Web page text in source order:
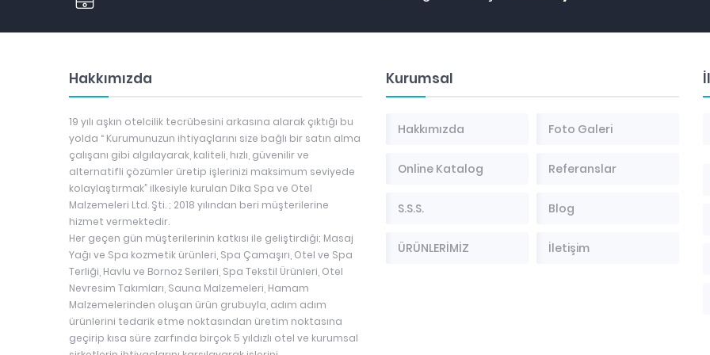
Hakkımızda
19 yılı aşkın otelcilik tecrübesini arkasına alarak çıktığı bu
yolda “ Kurumunuzun ihtiyaçlarını size bağlı bir satın alma
çalışanı gibi algılayarak, kaliteli, hızlı, güvenilir ve
alternatifli çözümler üretip işlerinizi maksimum seviyede
kolaylaştırmak” ilkesiyle kurulan Dika Spa ve Otel
Malzemeleri Ltd. Şti. ; 2018 yılından beri müşterilerine
hizmet vermektedir.
Her geçen gün müşterilerinin katkısı ile geliştirdiği; Masaj
Yağı ve Spa kozmetik ürünleri, Spa Çamaşırı, Otel ve Spa
Terliği, Havlu ve Bornoz Serileri, Spa Tekstil Ürünleri, Otel
Nevresim Takımları, Sauna Malzemeleri, Hamam
Malzemelerinden oluşan ürün grubuyla, adım adım
ürünlerini tedarik etme noktasından üretim noktasına
geçirip kısa süre zarfında birçok 5 yıldızlı otel ve kurumsal
Kurumsal
Hakkımızda Foto Galeri
Online Katalog Referanslar
S.S.S. Blog
ÜRÜNLERİMİZ İletişim